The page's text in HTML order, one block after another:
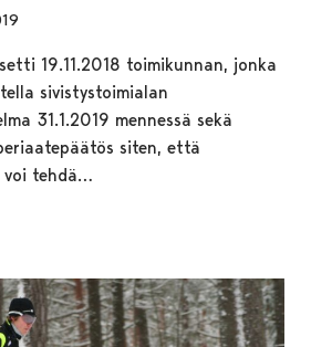
19.11.2018 toimikunnan, jonka
sivistystoimialan
31.1.2019 mennessä sekä
siten, että
voi tehdä…